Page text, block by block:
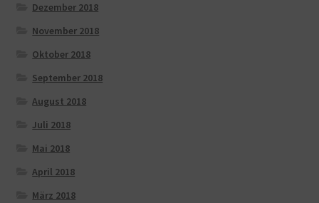
Dezember 2018
November 2018
Oktober 2018
September 2018
August 2018
Juli 2018
Mai 2018
April 2018
März 2018